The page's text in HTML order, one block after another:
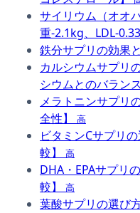
サイリウム（オオ
重-2.1kg、LDL-
鉄分サプリの効果
カルシウムサプリ
シウムとのバランス
メラトニンサプリ
全性】
高
ビタミンCサプリ
較】
高
DHA・EPAサプリ
較】
高
葉酸サプリの選び